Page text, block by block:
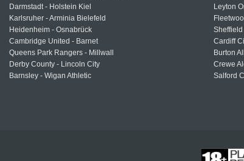
Darmstadt - Holstein Kiel
Karlsruher - Arminia Bielefeld
Heidenheim - Osnabrück
Cambridge United - Barnet
Queens Park Rangers - Millwall
Derby County - Lincoln City
Barnsley - Wigan Athletic
Leyton
Cardiff
Burton
Crewe
Salford